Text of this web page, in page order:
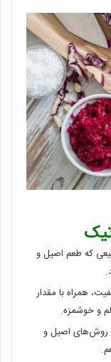
که طعم اصیل و
همراه با مقدار
و خوشمزه.
روش‌های اصیل و